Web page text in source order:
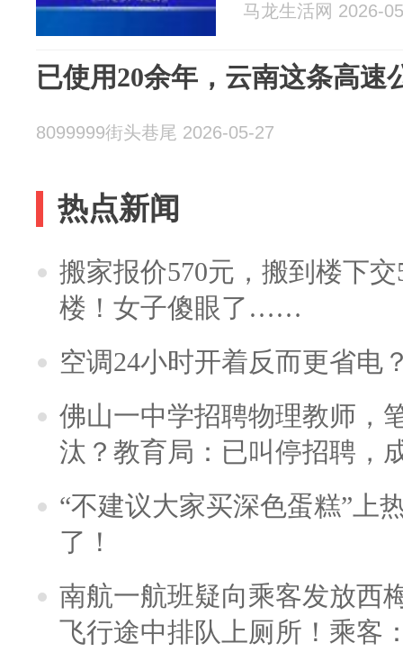
马龙生活网 2026-
已使用20余年，云南这条高速
8099999街头巷尾 2026-05-27
热点新闻
搬家报价570元，搬到楼下
楼！女子傻眼了……
空调24小时开着反而更省电
佛山一中学招聘物理教师，
汰？教育局：已叫停招聘，
“不建议大家买深色蛋糕”上
了！
南航一航班疑向乘客发放西
飞行途中排队上厕所！乘客